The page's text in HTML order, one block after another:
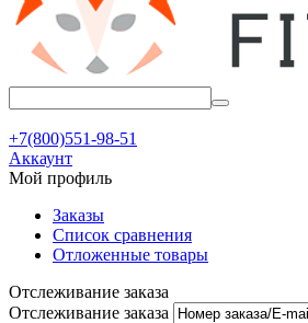
+7(800)551-98-51
Аккаунт
Мой профиль
Заказы
Список сравнения
Отложенные товары
Отслеживание заказа
Отслеживание заказа